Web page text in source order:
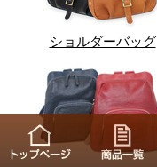
ショルダーバッグ